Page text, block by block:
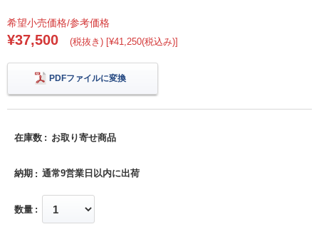
希望小売価格/参考価格
¥37,500 (税抜き) [¥41,250(税込み)]
PDFファイルに変換
在庫数 お取り寄せ商品
納期 通常9営業日以内に出荷
数量